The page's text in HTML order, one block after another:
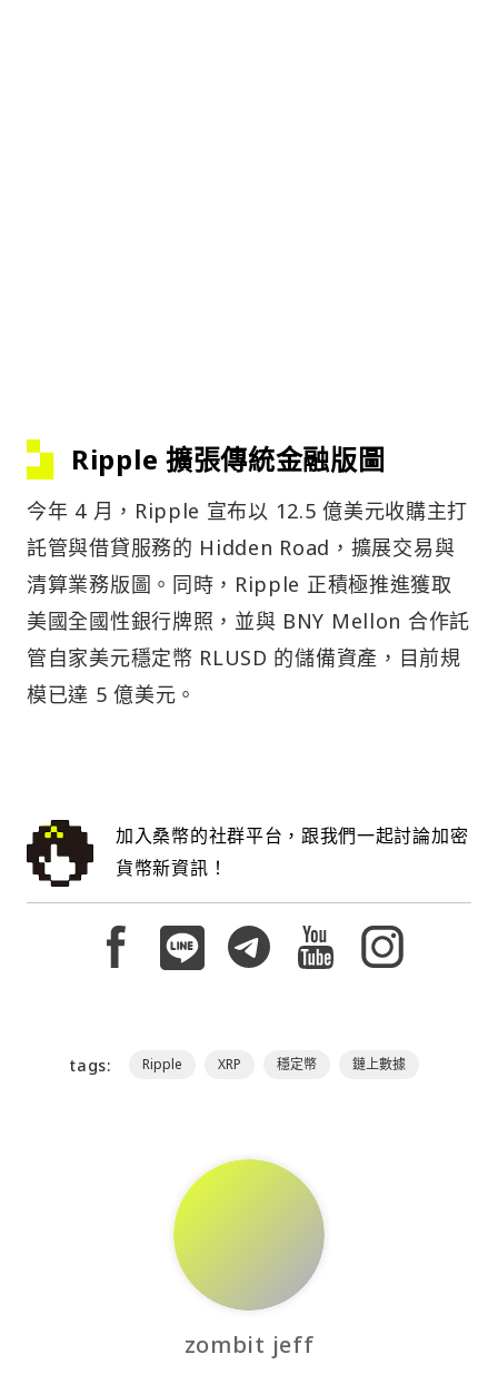
Ripple 擴張傳統金融版圖
今年 4 月，Ripple 宣布以 12.5 億美元收購主打
託管與借貸服務的 Hidden Road，擴展交易與
清算業務版圖。同時，Ripple 正積極推進獲取
美國全國性銀行牌照，並與 BNY Mellon 合作託
管自家美元穩定幣 RLUSD 的儲備資產，目前規
模已達 5 億美元。
加入桑幣的社群平台，跟我們一起討論加密
貨幣新資訊！
tags: Ripple XRP 穩定幣 鏈上數據
zombit jeff